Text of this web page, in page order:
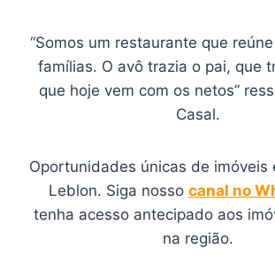
“Somos um restaurante que
famílias. O avô trazia o pai, que
que hoje vem com os netos”
Casal.
Oportunidades únicas de imóveis
Leblon. Siga nosso canal no
tenha acesso antecipado aos
na região.